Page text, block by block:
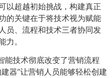
以超越初始挑战，构建真正
的关键在于将技术视为赋能
员、流程和技术三者协同发
力。
能技术彻底改变了营销流程
器”让营销人员能够轻松创建